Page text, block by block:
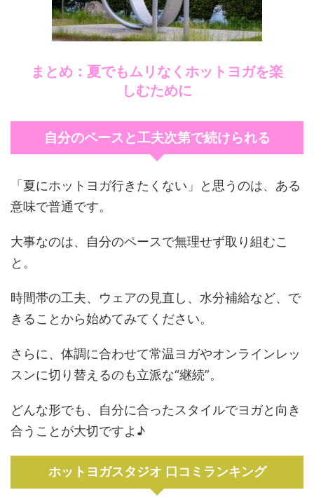
まとめ：夏でもムリなくホットヨガを楽
しむために
自分のペースと工夫次第で続けられる
「夏にホットヨガ行きたくない」と思うのは、ある
意味で普通です。
大事なのは、自分のペースで無理せず取り組むこ
と。
時間帯の工夫、ウェアの見直し、水分補給など、で
きることから始めてみてください。
さらに、体調に合わせて常温ヨガやオンラインレッ
スンに切り替えるのも立派な“継続”。
どんな形でも、自分に合ったスタイルでヨガと向き
合うことが大切ですよ♪
ホットヨガスタジオ 口コミランキング